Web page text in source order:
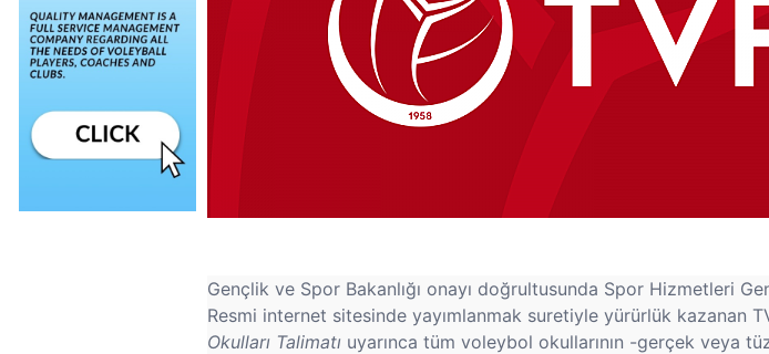
Gençlik ve Spor Bakanlığı onayı doğrultusunda Spor Hizmetleri
Resmi internet sitesinde yayımlanmak suretiyle yürürlük kazanan
Okulları Talimatı uyarınca tüm voleybol okullarının -gerçek veya